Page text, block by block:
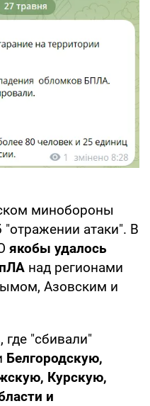
минобороны
атаки". В
якобы удалось
над регионами
Азовским и
где "сбивали"
Белгородскую,
Курскую,
и